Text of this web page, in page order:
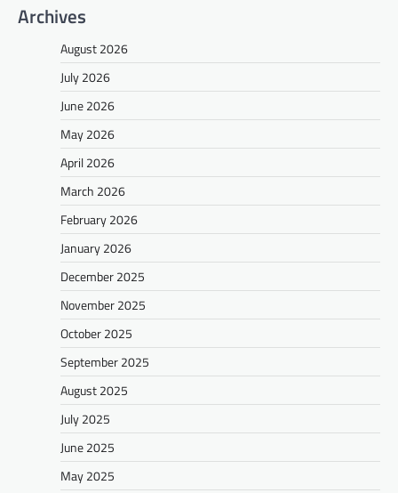
Archives
August 2026
July 2026
June 2026
May 2026
April 2026
March 2026
February 2026
January 2026
December 2025
November 2025
October 2025
September 2025
August 2025
July 2025
June 2025
May 2025